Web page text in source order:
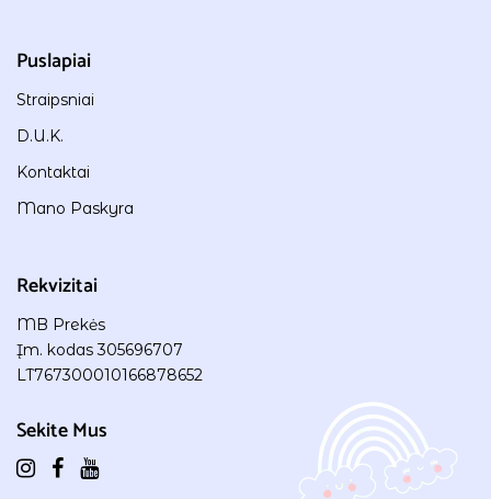
Puslapiai
Straipsniai
D.U.K.
Kontaktai
Mano Paskyra
Rekvizitai
MB Prekės
Įm. kodas 305696707
LT767300010166878652
Sekite Mus